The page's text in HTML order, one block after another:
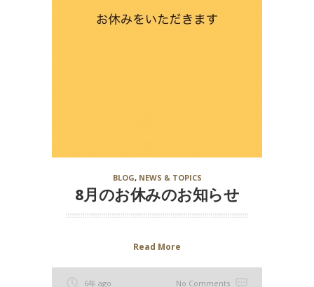
BLOG, NEWS & TOPICS
8月のお休みのお知らせ
Read More
6年 ago No Comments